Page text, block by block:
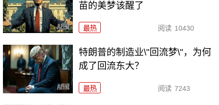
苗的美梦该醒了
最热 阅读 10430
特朗普的制造业\"回流梦\"，为何
成了回流东大？
最热 阅读 7243